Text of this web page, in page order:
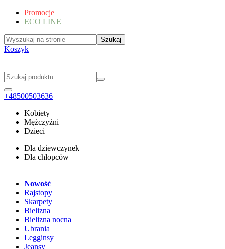
Promocje
ECO LINE
Koszyk
+48500503636
Kobiety
Mężczyźni
Dzieci
Dla dziewczynek
Dla chłopców
Nowość
Rajstopy
Skarpety
Bielizna
Bielizna nocna
Ubrania
Legginsy
Jeansy